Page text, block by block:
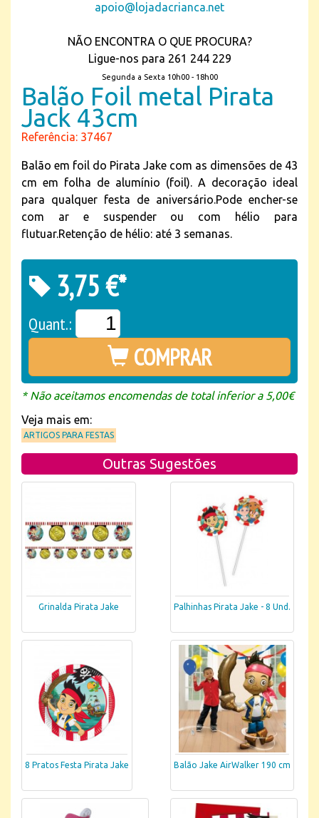
apoio@lojadacrianca.net
NÃO ENCONTRA O QUE PROCURA?
Ligue-nos para 261 244 229
Segunda a Sexta 10h00 - 18h00
Balão Foil metal Pirata
Jack 43cm
Referência: 37467
Balão em foil do Pirata Jake com as dimensões de 43
cm em folha de alumínio (foil). A decoração ideal
para qualquer festa de aniversário.Pode encher-se
com ar e suspender ou com hélio para
flutuar.Retenção de hélio: até 3 semanas.
3,75 €*
Quant.:
COMPRAR
* Não aceitamos encomendas de total inferior a 5,00€
Veja mais em:
ARTIGOS PARA FESTAS
Outras Sugestões
Grinalda Pirata Jake Palhinhas Pirata Jake - 8 Und.
8 Pratos Festa Pirata Jake Balão Jake AirWalker 190 cm